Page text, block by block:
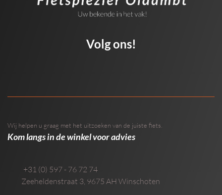
Volg ons!
Wij helpen u graag met het uitzoeken van de juiste fiets.
Kom langs in de winkel voor advies
+31 (0) 597 - 76 72 74
Zeeheldenstraat 3 9675 AH Winschoten